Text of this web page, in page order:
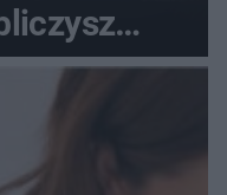
to jest